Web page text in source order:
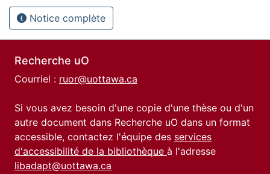
Notice complète
Recherche uO
Courriel : ruor@uottawa.ca
Si vous avez besoin d'une copie d'une thèse ou d'un
autre document dans Recherche uO dans un format
accessible, contactez l'équipe des services
d'accessibilité de la bibliothèque à l'adresse
libadapt@uottawa.ca